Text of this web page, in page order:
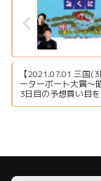
【2021.07.01 三国
ーターボート大賞～
3日目の予想買い目を